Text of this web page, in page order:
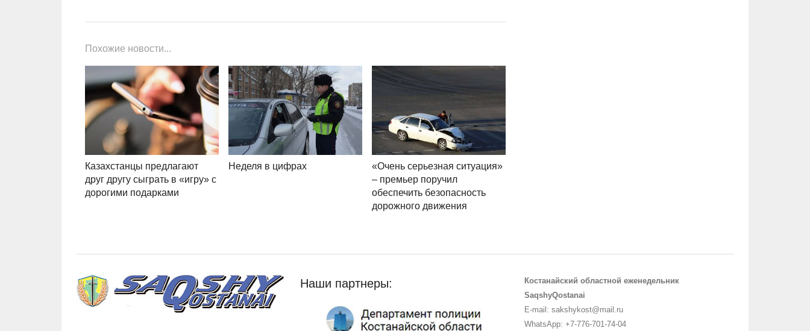
Похожие новости...
Казахстанцы предлагают
друг другу сыграть в «игру» с
дорогими подарками
Неделя в цифрах
«Очень серьезная ситуация»
– премьер поручил
обеспечить безопасность
дорожного движения
Наши партнеры:
Костанайский областной еженедельник
SaqshyQostanai
E-mail: sakshykost@mail.ru
WhatsApp: +7-776-701-74-04